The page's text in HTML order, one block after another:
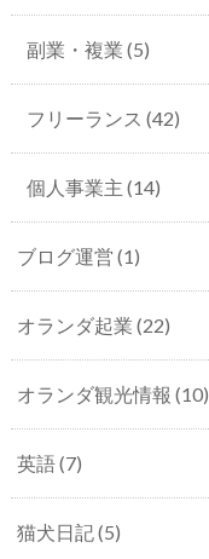
副業・複業 (5)
フリーランス (42)
個人事業主 (14)
ブログ運営 (1)
オランダ起業 (22)
オランダ観光情報 (10)
英語(7)
猫犬日記(5)